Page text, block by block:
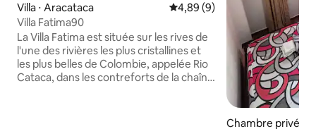
Villa ⋅ Aracataca Évaluation moyenne sur la
4,89 (9)
Villa Fatima90
La Villa Fatima est située sur les rives de
l'une des rivières les plus cristallines et
les plus belles de Colombie, appelée Rio
Cataca, dans les contreforts de la chaîne
Chambre privée ⋅